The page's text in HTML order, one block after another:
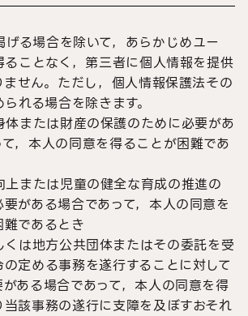
げる場合を除いて，あらかじめユー
ことなく，第三者に個人情報を提供
せん。ただし，個人情報保護法その
れる場合を除きます。
体または財産の保護のために必要があ
，本人の同意を得ることが困難であ
上または児童の健全な育成の推進の
がある場合であって，本人の同意を
であるとき
くは地方公共団体またはその委託を受
定める事務を遂行することに対して
ある場合であって，本人の同意を得
該事務の遂行に支障を及ぼすおそれ